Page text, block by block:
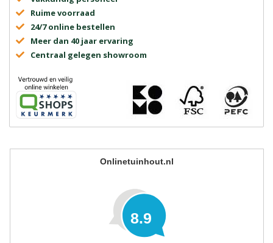
Ruime voorraad
24/7 online bestellen
Meer dan 40 jaar ervaring
Centraal gelegen showroom
Onlinetuinhout.nl
8.9